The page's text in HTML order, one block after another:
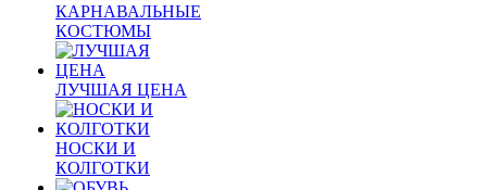
КАРНАВАЛЬНЫЕ
КОСТЮМЫ
ЛУЧШАЯ ЦЕНА
НОСКИ И
КОЛГОТКИ